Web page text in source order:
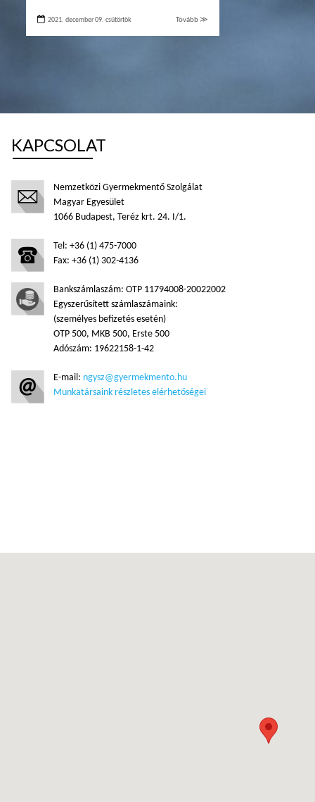
2021. december 09. csütörtök Tovább ≫
KAPCSOLAT
Nemzetközi Gyermekmentő Szolgálat
Magyar Egyesület
1066 Budapest, Teréz krt. 24. I/1.
Tel: +36 (1) 475-7000
Fax: +36 (1) 302-4136
Bankszámlaszám: OTP 11794008-20022002
Egyszerűsített számlaszámaink:
(személyes befizetés esetén)
OTP 500, MKB 500, Erste 500
Adószám: 19622158-1-42
E-mail: ngysz@gyermekmento.hu
Munkatársaink részletes elérhetőségei